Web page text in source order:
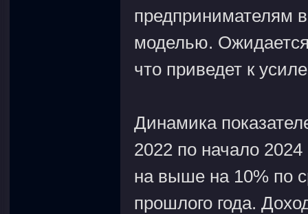
предпринимателям
моделью.
что приведет к
Динамика
2022 по начало
на выше на 10% по
прошлого года.